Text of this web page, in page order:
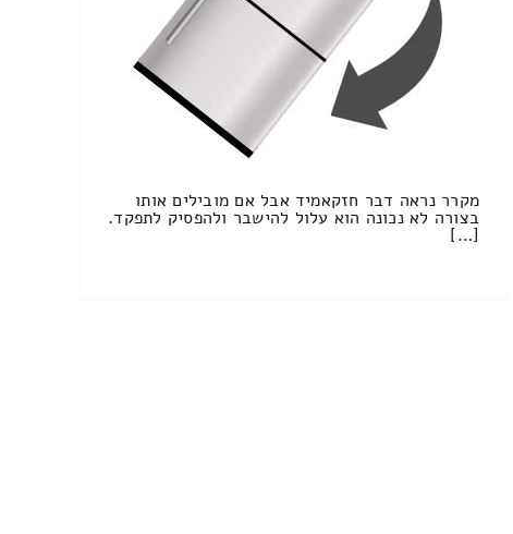
מקרר נראה דבר חזקאמיד אבל אם מובילים אותו
בצורה לא נכונה הוא עלול להישבר ולהפסיק לתפקד.
[…]